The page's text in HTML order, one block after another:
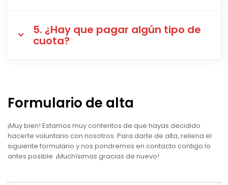
5. ¿Hay que pagar algún tipo de
cuota?
Formulario de alta
¡Muy bien! Estamos muy contentos de que hayas decidido
hacerte voluntario con nosotros. Para darte de alta, rellena el
siguiente formulario y nos pondremos en contacto contigo lo
antes posible. ¡Muchísimas gracias de nuevo!